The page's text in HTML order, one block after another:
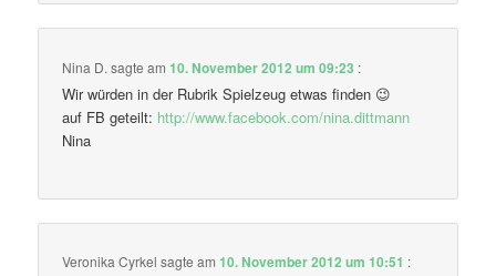
Nina D. sagte am10. November 2012 um 09:23 :
Wir würden in der Rubrik Spielzeug etwas finden 😉
auf FB geteilt: http://www.facebook.com/nina.dittmann
Nina
Veronika Cyrkel sagte am10. November 2012 um 10:51 :